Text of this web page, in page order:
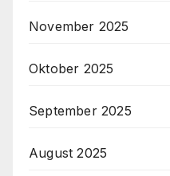
November 2025
Oktober 2025
September 2025
August 2025